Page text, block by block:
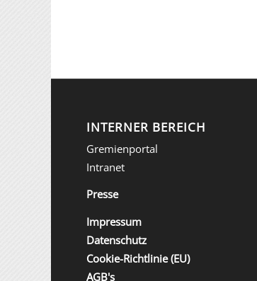
INTERNER BEREICH
Gremienportal
Intranet
Presse
Impressum
Datenschutz
Cookie-Richtlinie (EU)
AGB's